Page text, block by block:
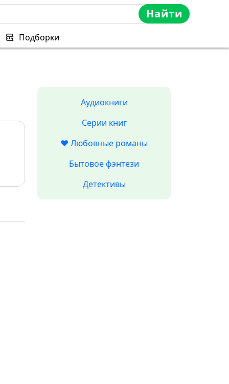
Найти
Подборки
Аудиокниги
Серии книг
❤️ Любовные романы
Бытовое фэнтези
Детективы